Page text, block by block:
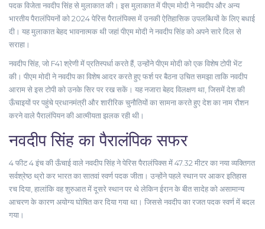
पदक विजेता नवदीप सिंह से मुलाकात की। इस मुलाकात में पीएम मोदी ने नवदीप और अन्य
भारतीय पैरालंपियनों को 2024 पेरिस पैरालंपिक्स में उनकी ऐतिहासिक उपलब्धियों के लिए बधाई
दी। यह मुलाकात बेहद भावनात्मक थी जहां पीएम मोदी ने नवदीप सिंह को अपने सारे दिल से
सराहा।
नवदीप सिंह, जो F41 श्रेणी में प्रतिस्पर्धा करते हैं, उन्होंने पीएम मोदी को एक विशेष टोपी भेंट
की। पीएम मोदी ने नवदीप का विशेष आदर करते हुए फर्श पर बैठना उचित समझा ताकि नवदीप
आराम से इस टोपी को उनके सिर पर रख सकें। यह नजारा बेहद विलक्षण था, जिसमें देश की
ऊँचाइयों पर पहुंचे प्रधानमंत्री और शारीरिक चुनौतियों का सामना करते हुए देश का नाम रौशन
करने वाले पैरालंपियन की आत्मीयता झलक रही थी।
नवदीप सिंह का पैरालंपिक सफर
4 फीट 4 इंच की ऊँचाई वाले नवदीप सिंह ने पेरिस पैरालंपिक्स में 47.32 मीटर का नया व्यक्तिगत
सर्वश्रेष्ठ थ्रो कर भारत का सातवां स्वर्ण पदक जीता। उन्होंने पहले स्थान पर आकर इतिहास
रच दिया, हालांकि वह शुरुआत में दूसरे स्थान पर थे लेकिन ईरान के बीत सादेह को असामान्य
आचरण के कारण अयोग्य घोषित कर दिया गया था। जिससे नवदीप का रजत पदक स्वर्ण में बदल
गया।